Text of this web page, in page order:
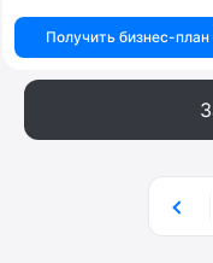
Получить бизнес-план